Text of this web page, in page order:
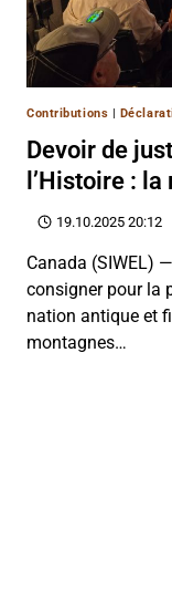
Contributions |
Devoir de
l’Histoire :
19.10.2025 20:12
Canada (SIWEL)
consigner pour la
nation antique et
montagnes…